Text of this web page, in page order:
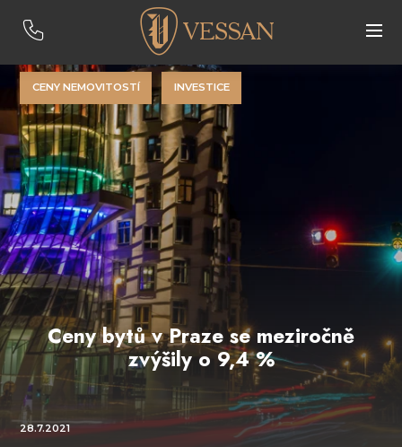
CENY NEMOVITOSTÍ INVESTICE
Ceny bytů v Praze se meziročně
zvýšily o 9,4 %
28.7.2021